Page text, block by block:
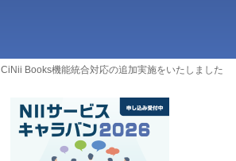
CiNii Books機能統合対応の追加実施をいたしました